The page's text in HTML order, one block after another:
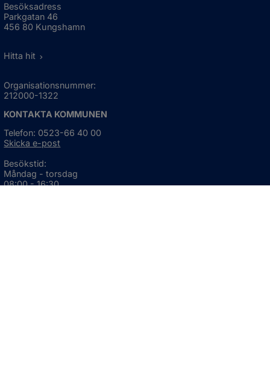
Besöksadress
Parkgatan 46
456 80 Kungshamn
Hitta hit
Organisationsnummer:
212000-1322
KONTAKTA KOMMUNEN
Telefon: 0523-66 40 00
Skicka e-post
Besökstid:
Måndag - torsdag
08:00 - 16:30